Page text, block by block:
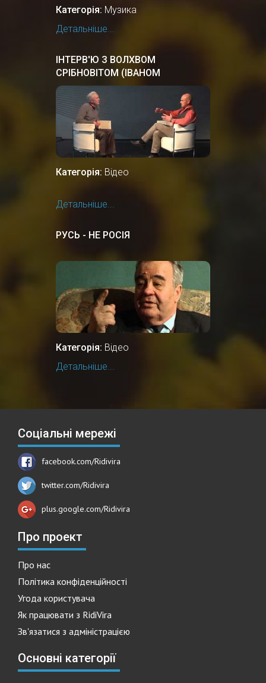
Категорія: Музика
Детальніше...
ІНТЕРВ'Ю З ВОЛХВОМ
СРІБНОВІТОМ (ІВАНОМ
ТЕРНОВИМ)
Категорія: Відео
Детальніше...
РУСЬ - НЕ РОСІЯ
Категорія: Відео
Детальніше...
Соціальні мережі
facebook.com/Ridivira
twitter.com/Ridivira
plus.google.com/Ridivira
Про проект
Про нас
Політика конфіденційності
Угода користувача
Як працювати з RidiVira
Зв'язатися з адміністрацією
Основні категорії